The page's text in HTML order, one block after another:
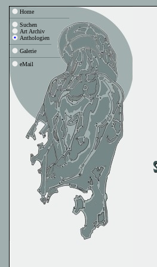
Home
Suchen
Art Archiv
Anthologien
Galerie
eMail